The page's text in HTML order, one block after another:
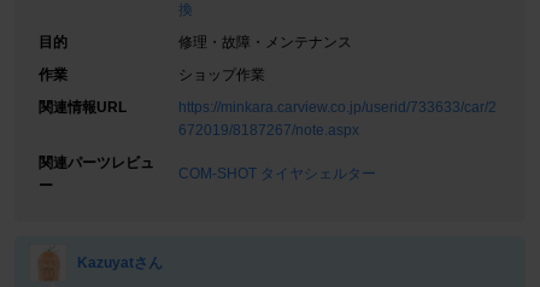
換
目的
修理・故障・メンテナンス
作業
ショップ作業
関連情報URL
https://minkara.carview.co.jp/userid/733633/car/2
672019/8187267/note.aspx
関連パーツレビュ
ー
COM-SHOT タイヤシェルター
Kazuyatさん